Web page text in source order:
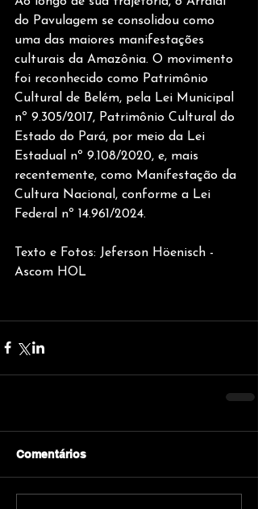
do Pavulagem se consolidou como
uma das maiores manifestações
culturais da Amazônia. O movimento
foi reconhecido como Patrimônio
Cultural de Belém, pela Lei Municipal
nº 9.305/2017, Patrimônio Cultural do
Estado do Pará, por meio da Lei
Estadual nº 9.108/2020, e, mais
recentemente, como Manifestação da
Cultura Nacional, conforme a Lei
Federal nº 14.961/2024.
Texto e Fotos: Jeferson Höenisch -
Ascom HOL
Comentários